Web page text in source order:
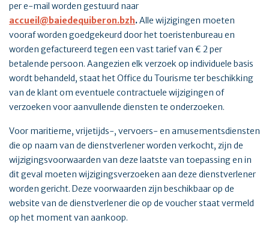
per e-mail worden gestuurd naar
accueil@baiedequiberon.bzh.Alle wijzigingen moeten
vooraf worden goedgekeurd door het toeristenbureau en
worden gefactureerd tegen een vast tarief van € 2 per
betalende persoon. Aangezien elk verzoek op individuele basis
wordt behandeld, staat het Office du Tourisme ter beschikking
van de klant om eventuele contractuele wijzigingen of
verzoeken voor aanvullende diensten te onderzoeken.
Voor maritieme, vrijetijds-, vervoers- en amusementsdiensten
die op naam van de dienstverlener worden verkocht, zijn de
wijzigingsvoorwaarden van deze laatste van toepassing en in
dit geval moeten wijzigingsverzoeken aan deze dienstverlener
worden gericht. Deze voorwaarden zijn beschikbaar op de
website van de dienstverlener die op de voucher staat vermeld
op het moment van aankoop.